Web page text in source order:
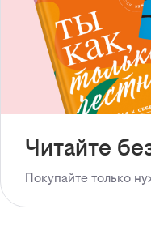
Читайте
Покупайте только